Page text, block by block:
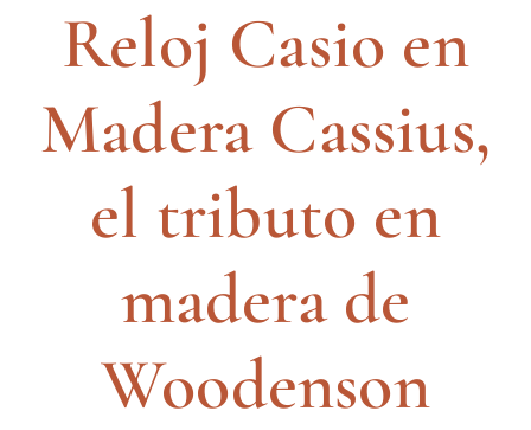
Reloj Casio en
Madera Cassius,
el tributo en
madera de
Woodenson